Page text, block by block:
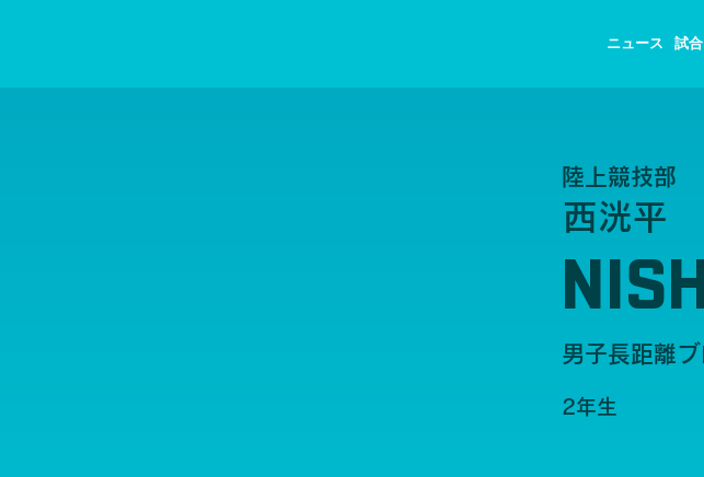
ニュース 試
陸上競技部
西洸平
男子長距離ブ
2年生